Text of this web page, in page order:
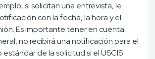
si solicitan una entrevista, le
con la fecha, la hora y el
Es importante tener en cuenta
no recibirá una notificación para el
de la solicitud si el USCIS